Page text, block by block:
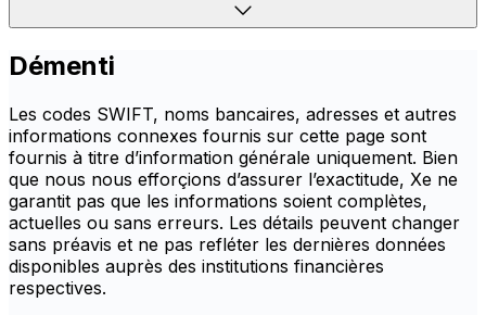
Démenti
Les codes SWIFT, noms bancaires, adresses et autres
informations connexes fournis sur cette page sont
fournis à titre d’information générale uniquement. Bien
que nous nous efforçions d’assurer l’exactitude, Xe ne
garantit pas que les informations soient complètes,
actuelles ou sans erreurs. Les détails peuvent changer
sans préavis et ne pas refléter les dernières données
disponibles auprès des institutions financières
respectives.